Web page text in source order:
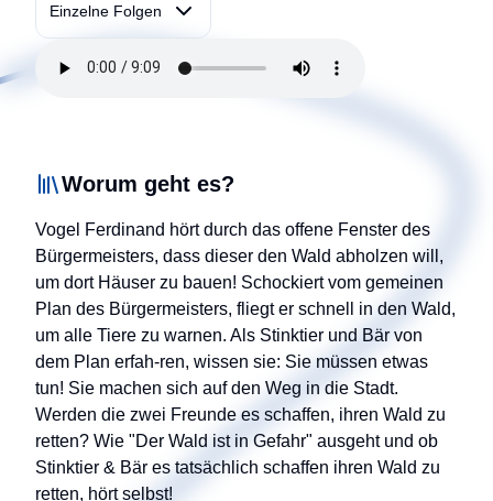
Einzelne Folgen
Worum geht es?
Vogel Ferdinand hört durch das offene Fenster des
Bürgermeisters, dass dieser den Wald abholzen will,
um dort Häuser zu bauen! Schockiert vom gemeinen
Plan des Bürgermeisters, fliegt er schnell in den Wald,
um alle Tiere zu warnen. Als Stinktier und Bär von
dem Plan erfah-ren, wissen sie: Sie müssen etwas
tun! Sie machen sich auf den Weg in die Stadt.
Werden die zwei Freunde es schaffen, ihren Wald zu
retten? Wie "Der Wald ist in Gefahr" ausgeht und ob
Stinktier & Bär es tatsächlich schaffen ihren Wald zu
retten, hört selbst!